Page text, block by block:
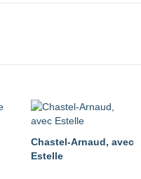
Chastel-Arnaud, avec
Estelle